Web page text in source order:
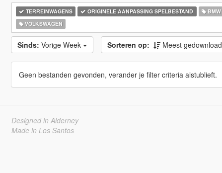
TERREINWAGENS ORIGINELE AANPASSING SPELBESTAND BMW
VOLKSWAGEN
Sinds: Vorige Week Sorteren op: Meest gedownload
Geen bestanden gevonden, verander je filter criteria alstublieft.
Designed in Alderney
Made in Los Santos